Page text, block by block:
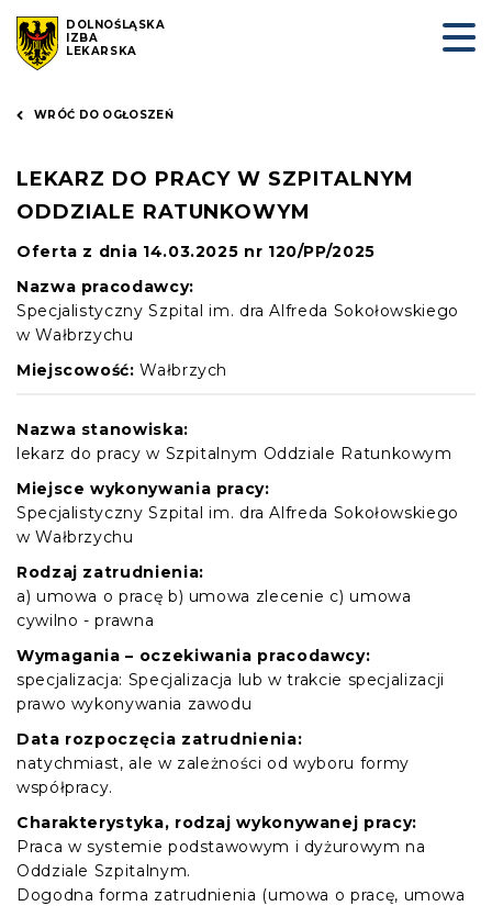
DOLNOŚLĄSKA
IZBA
LEKARSKA
WRÓĆ DO OGŁOSZEŃ
LEKARZ DO PRACY W SZPITALNYM
ODDZIALE RATUNKOWYM
Oferta z dnia 14.03.2025 nr 120/PP/2025
Nazwa pracodawcy:
Specjalistyczny Szpital im. dra Alfreda Sokołowskiego
w Wałbrzychu
Miejscowość: Wałbrzych
Nazwa stanowiska:
lekarz do pracy w Szpitalnym Oddziale Ratunkowym
Miejsce wykonywania pracy:
Specjalistyczny Szpital im. dra Alfreda Sokołowskiego
w Wałbrzychu
Rodzaj zatrudnienia:
a) umowa o pracę b) umowa zlecenie c) umowa
cywilno - prawna
Wymagania – oczekiwania pracodawcy:
specjalizacja: Specjalizacja lub w trakcie specjalizacji
prawo wykonywania zawodu
Data rozpoczęcia zatrudnienia:
natychmiast, ale w zależności od wyboru formy
współpracy.
Charakterystyka, rodzaj wykonywanej pracy:
Praca w systemie podstawowym i dyżurowym na
Oddziale Szpitalnym.
Dogodna forma zatrudnienia (umowa o pracę, umowa